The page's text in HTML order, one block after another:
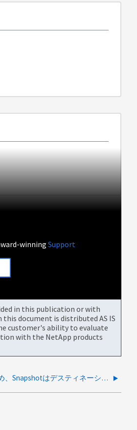
winningSupport
in this publication or with
document is distributed AS IS
customer's ability to evaluate
with the NetApp products
スケジュールがないため、Snapshotはデスティネーションにレプリケートされません